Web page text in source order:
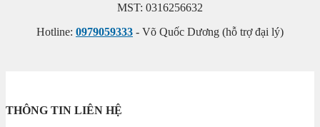
MST: 0316256632
Hotline: 0979059333 - Võ Quốc Dương (hỗ trợ đại lý)
THÔNG TIN LIÊN HỆ